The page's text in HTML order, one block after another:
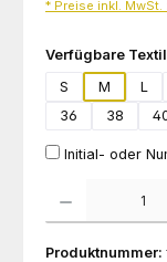
* Preise inkl.
Verfügbare
S
M L
36
38
Initial- oder
Produktnummer: